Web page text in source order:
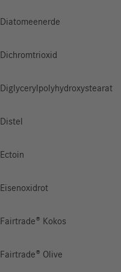
Diatomeenerde
Dichromtrioxid
Diglycerylpolyhydroxystearat
Distel
Ectoin
Eisenoxidrot
Fairtrade® Kokos
Fairtrade® Olive